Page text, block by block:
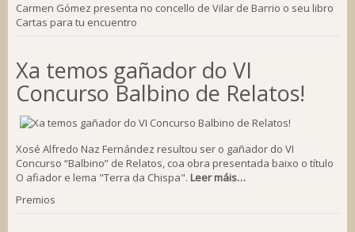
Carmen Gómez presenta no concello de Vilar de Barrio o seu libro
Cartas para tu encuentro
Xa temos gañador do VI
Concurso Balbino de Relatos!
Xosé Alfredo Naz Fernández resultou ser o gañador do VI
Concurso “Balbino” de Relatos, coa obra presentada baixo o título
O afiador e lema "Terra da Chispa". Leer máis…
Premios